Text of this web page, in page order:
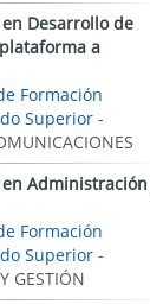
Desarrollo de
a
Formación
Superior -
en
Formación
Superior -
GESTIÓN